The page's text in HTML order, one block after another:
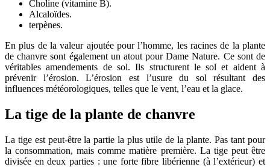
Choline (vitamine B).
Alcaloïdes.
terpènes.
En plus de la valeur ajoutée pour l’homme, les racines de la plante
de chanvre sont également un atout pour Dame Nature. Ce sont de
véritables amendements de sol. Ils structurent le sol et aident à
prévenir l’érosion. L’érosion est l’usure du sol résultant des
influences météorologiques, telles que le vent, l’eau et la glace.
La tige de la plante de chanvre
La tige est peut-être la partie la plus utile de la plante. Pas tant pour
la consommation, mais comme matière première. La tige peut être
divisée en deux parties : une forte fibre libérienne (à l’extérieur) et